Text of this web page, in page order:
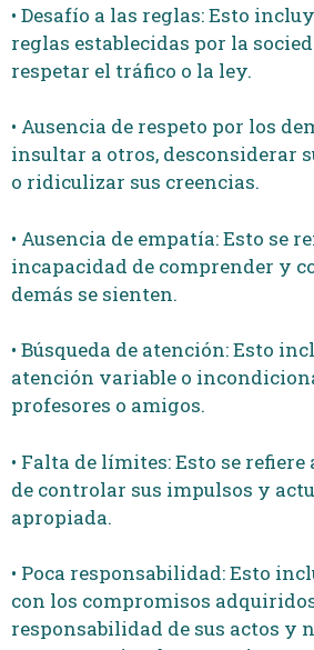
• Desafío a las reglas: Esto
reglas establecidas por la
respetar el tráfico o la ley.
• Ausencia de respeto por los
insultar a otros, desconsiderar
o ridiculizar sus creencias.
• Ausencia de empatía: Esto se
incapacidad de comprender y
demás se sienten.
• Búsqueda de atención: Esto
atención variable o
profesores o amigos.
• Falta de límites: Esto se
de controlar sus impulsos y
apropiada.
• Poca responsabilidad: Esto
con los compromisos
responsabilidad de sus actos y